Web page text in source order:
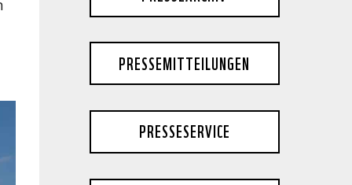
PRESSEMITTEILUNGEN
PRESSESERVICE